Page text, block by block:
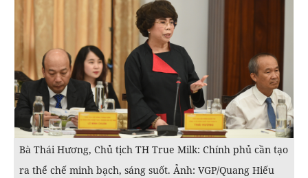
Bà Thái Hương, Chủ tịch TH True Milk: Chính phủ cần tạo
ra thể chế minh bạch, sáng suốt. Ảnh: VGP/Quang Hiếu